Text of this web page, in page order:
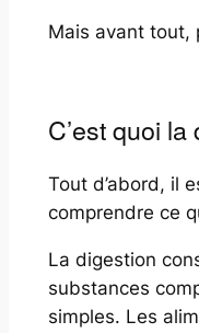
Mais avant tout,
C’est quoi
Tout d’abord, il
comprendre ce
La digestion
substances
simples. Les